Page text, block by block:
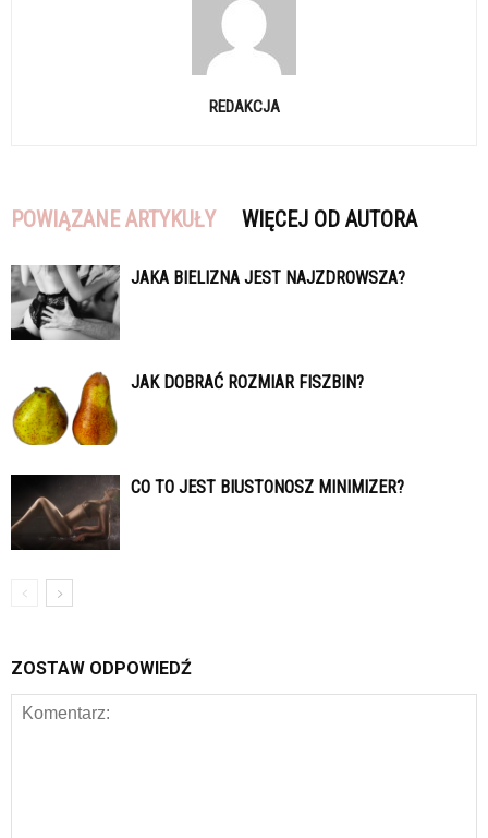
REDAKCJA
POWIĄZANE ARTYKUŁY WIĘCEJ OD AUTORA
JAKA BIELIZNA JEST NAJZDROWSZA?
JAK DOBRAĆ ROZMIAR FISZBIN?
CO TO JEST BIUSTONOSZ MINIMIZER?
ZOSTAW ODPOWIEDŹ